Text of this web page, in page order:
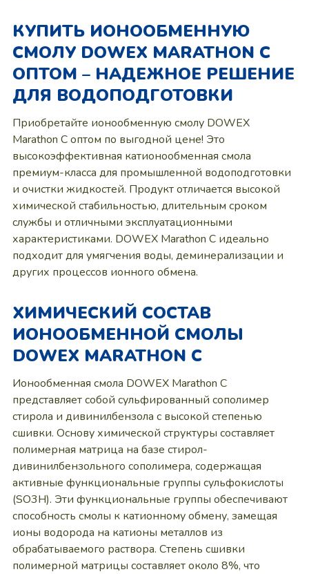
КУПИТЬ ИОНООБМЕННУЮ
СМОЛУ DOWEX MARATHON C
ОПТОМ – НАДЕЖНОЕ РЕШЕНИЕ
ДЛЯ ВОДОПОДГОТОВКИ
Приобретайте ионообменную смолу DOWEX
Marathon C оптом по выгодной цене! Это
высокоэффективная катионообменная смола
премиум-класса для промышленной водоподготовки
и очистки жидкостей. Продукт отличается высокой
химической стабильностью, длительным сроком
службы и отличными эксплуатационными
характеристиками. DOWEX Marathon C идеально
подходит для умягчения воды, деминерализации и
других процессов ионного обмена.
ХИМИЧЕСКИЙ СОСТАВ
ИОНООБМЕННОЙ СМОЛЫ
DOWEX MARATHON C
Ионообменная смола DOWEX Marathon C
представляет собой сульфированный сополимер
стирола и дивинилбензола с высокой степенью
сшивки. Основу химической структуры составляет
полимерная матрица на базе стирол-
дивинилбензольного сополимера, содержащая
активные функциональные группы сульфокислоты
(SO3H). Эти функциональные группы обеспечивают
способность смолы к катионному обмену, замещая
ионы водорода на катионы металлов из
обрабатываемого раствора. Степень сшивки
полимерной матрицы составляет около 8%, что